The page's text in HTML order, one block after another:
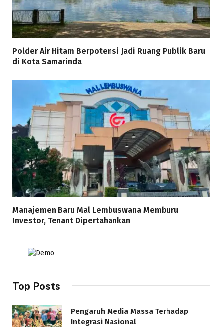
Polder Air Hitam Berpotensi Jadi Ruang Publik Baru
di Kota Samarinda
Manajemen Baru Mal Lembuswana Memburu
Investor, Tenant Dipertahankan
Top Posts
Pengaruh Media Massa Terhadap
Integrasi Nasional